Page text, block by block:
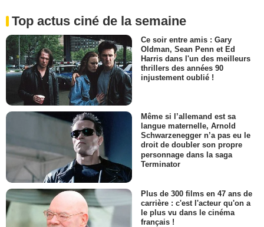
Top actus ciné de la semaine
Ce soir entre amis : Gary
Oldman, Sean Penn et Ed
Harris dans l'un des meilleurs
thrillers des années 90
injustement oublié !
Même si l’allemand est sa
langue maternelle, Arnold
Schwarzenegger n’a pas eu le
droit de doubler son propre
personnage dans la saga
Terminator
Plus de 300 films en 47 ans de
carrière : c'est l'acteur qu'on a
le plus vu dans le cinéma
français !